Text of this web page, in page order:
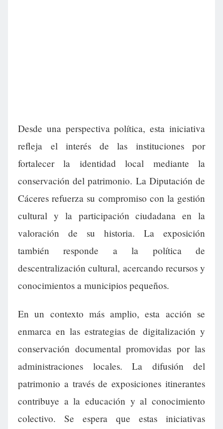
Desde una perspectiva política, esta iniciativa
refleja el interés de las instituciones por
fortalecer la identidad local mediante la
conservación del patrimonio. La Diputación de
Cáceres refuerza su compromiso con la gestión
cultural y la participación ciudadana en la
valoración de su historia. La exposición
también responde a la política de
descentralización cultural, acercando recursos y
conocimientos a municipios pequeños.
En un contexto más amplio, esta acción se
enmarca en las estrategias de digitalización y
conservación documental promovidas por las
administraciones locales. La difusión del
patrimonio a través de exposiciones itinerantes
contribuye a la educación y al conocimiento
colectivo. Se espera que estas iniciativas